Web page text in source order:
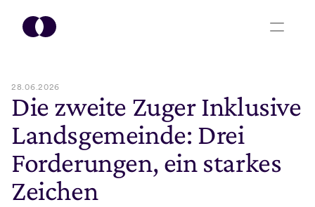
28.06.2026
Die zweite Zuger Inklusive
Landsgemeinde: Drei
Forderungen, ein starkes
Zeichen